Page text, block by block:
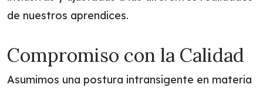
de nuestros aprendices.
Compromiso con la Calidad
Asumimos una postura intransigente en materia